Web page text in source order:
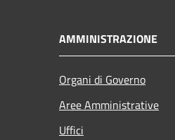
AMMINISTRAZIONE
Organi di Governo
Aree Amministrative
Uffici